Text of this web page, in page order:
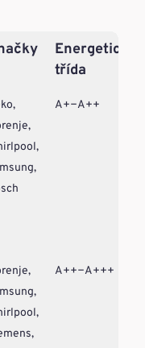
Energetická
třída
A+−A++
A++−A+++